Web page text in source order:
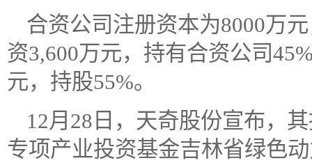
合资公司注册资本为8000万
资3,600万元，持有合资公司
元，持股55%。
12月28日，天奇股份宣布，
专项产业投资基金吉林省绿色